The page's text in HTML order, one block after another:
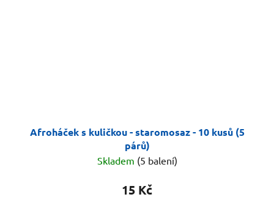
Afroháček s kuličkou - staromosaz - 10 kusů (5
párů)
Skladem (5 balení)
15 Kč